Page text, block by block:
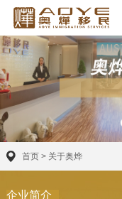
首页 > 关于奥烨
企业简介